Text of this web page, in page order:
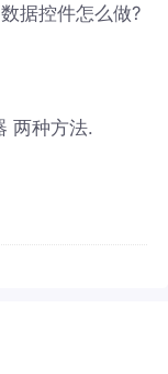
据控件怎么做?
两种方法.